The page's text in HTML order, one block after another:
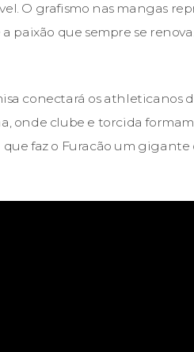
O grafismo nas mangas
a paixão que sempre se renova.
conectará os
onde clube e torcida
faz o Furacão um gigante